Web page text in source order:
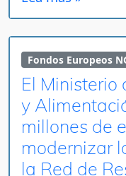
Fondos Europeos
El Ministerio
y
millones de
modernizar
la Red de